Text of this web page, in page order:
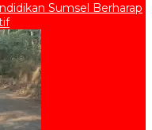
Sumsel Berharap